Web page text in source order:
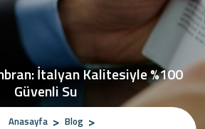
İtalyan Kalitesiyle %100
Güvenli Su
Anasayfa
Blog